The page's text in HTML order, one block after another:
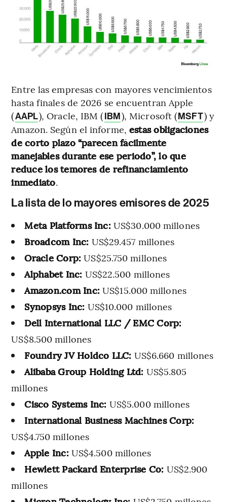
Entre las empresas con mayores vencimientos
hasta finales de 2026 se encuentran Apple
(AAPL), Oracle, IBM (IBM), Microsoft (MSFT) y
Amazon. Según el informe, estas obligaciones
de corto plazo “parecen fácilmente
manejables durante ese periodo”, lo que
reduce los temores de refinanciamiento
inmediato.
La lista de lo mayores emisores de 2025
Meta Platforms Inc: US$30.000 millones
Broadcom Inc: US$29.457 millones
Oracle Corp: US$25.750 millones
Alphabet Inc: US$22.500 millones
Amazon.com Inc: US$15.000 millones
Synopsys Inc: US$10.000 millones
Dell International LLC / EMC Corp:
US$8.500 millones
Foundry JV Holdco LLC: US$6.660 millones
Alibaba Group Holding Ltd: US$5.805
millones
Cisco Systems Inc: US$5.000 millones
International Business Machines Corp:
US$4.750 millones
Apple Inc: US$4.500 millones
Hewlett Packard Enterprise Co: US$2.900
millones